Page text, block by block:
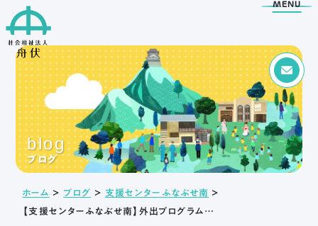
Menu トップページ
舟伏の取り組み
生活訓練はばたき
支援センター
工房はばたき
舟伏について
ご挨拶
法人概要
情報公開
MENU
blog
ブログ
ホーム ＞ ブログ ＞ 支援センターふなぶせ南 ＞
【支援センターふなぶせ南】外出プログラムで新境川堤に行きました。